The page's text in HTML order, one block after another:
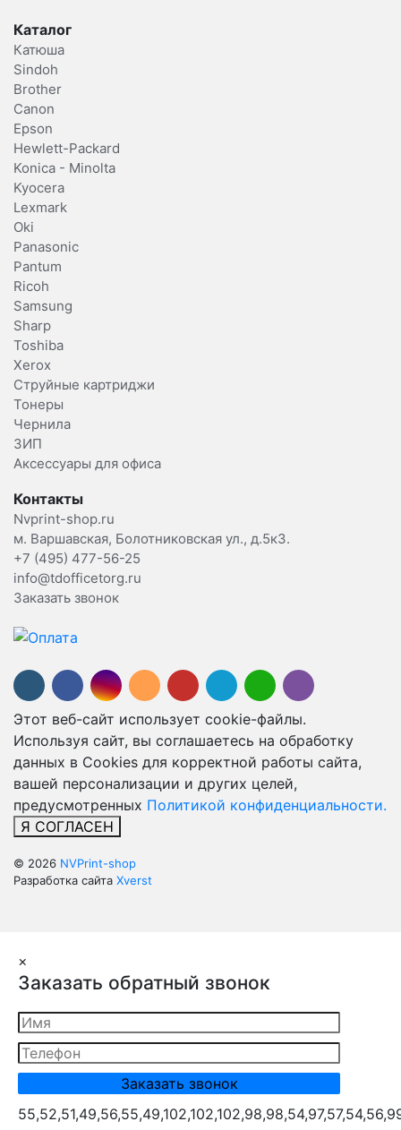
Каталог
Катюша
Sindoh
Brother
Canon
Epson
Hewlett-Packard
Konica - Minolta
Kyocera
Lexmark
Oki
Panasonic
Pantum
Ricoh
Samsung
Sharp
Toshiba
Xerox
Струйные картриджи
Тонеры
Чернила
ЗИП
Аксессуары для офиса
Контакты
Nvprint-shop.ru
м. Варшавская, Болотниковская ул., д.5к3.
+7 (495) 477-56-25
info@tdofficetorg.ru
Заказать звонок
Этот веб-сайт использует cookie-файлы.
Используя сайт, вы соглашаетесь на обработку
данных в Cookies для корректной работы сайта,
вашей персонализации и других целей,
предусмотренных Политикой конфиденциальности.
Я СОГЛАСЕН
© 2026 NVPrint-shop
Разработка сайта Xverst
×
Заказать обратный звонок